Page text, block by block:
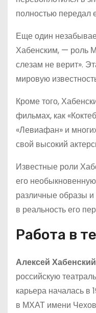
полностью передал
Еще один
Хабенским, — роль
слезам не верит».
мировую
Кроме того,
фильмах, как
«Левиафан» и
свой высокий
Известные роли
его
различные образы и
в реальность его
Работа в
Алексей Хабенский
российскую
карьера началась в
в МХАТ имени